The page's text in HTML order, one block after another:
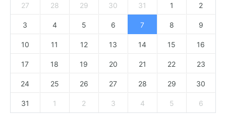
27 28 29 30 31 1 2
3 4 5 6 7 8 9
10 11 12 13 14 15 16
17 18 19 20 21 22 23
24 25 26 27 28 29 30
31 1 2 3 4 5 6